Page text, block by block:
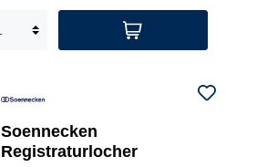
Soennecken
Registraturlocher